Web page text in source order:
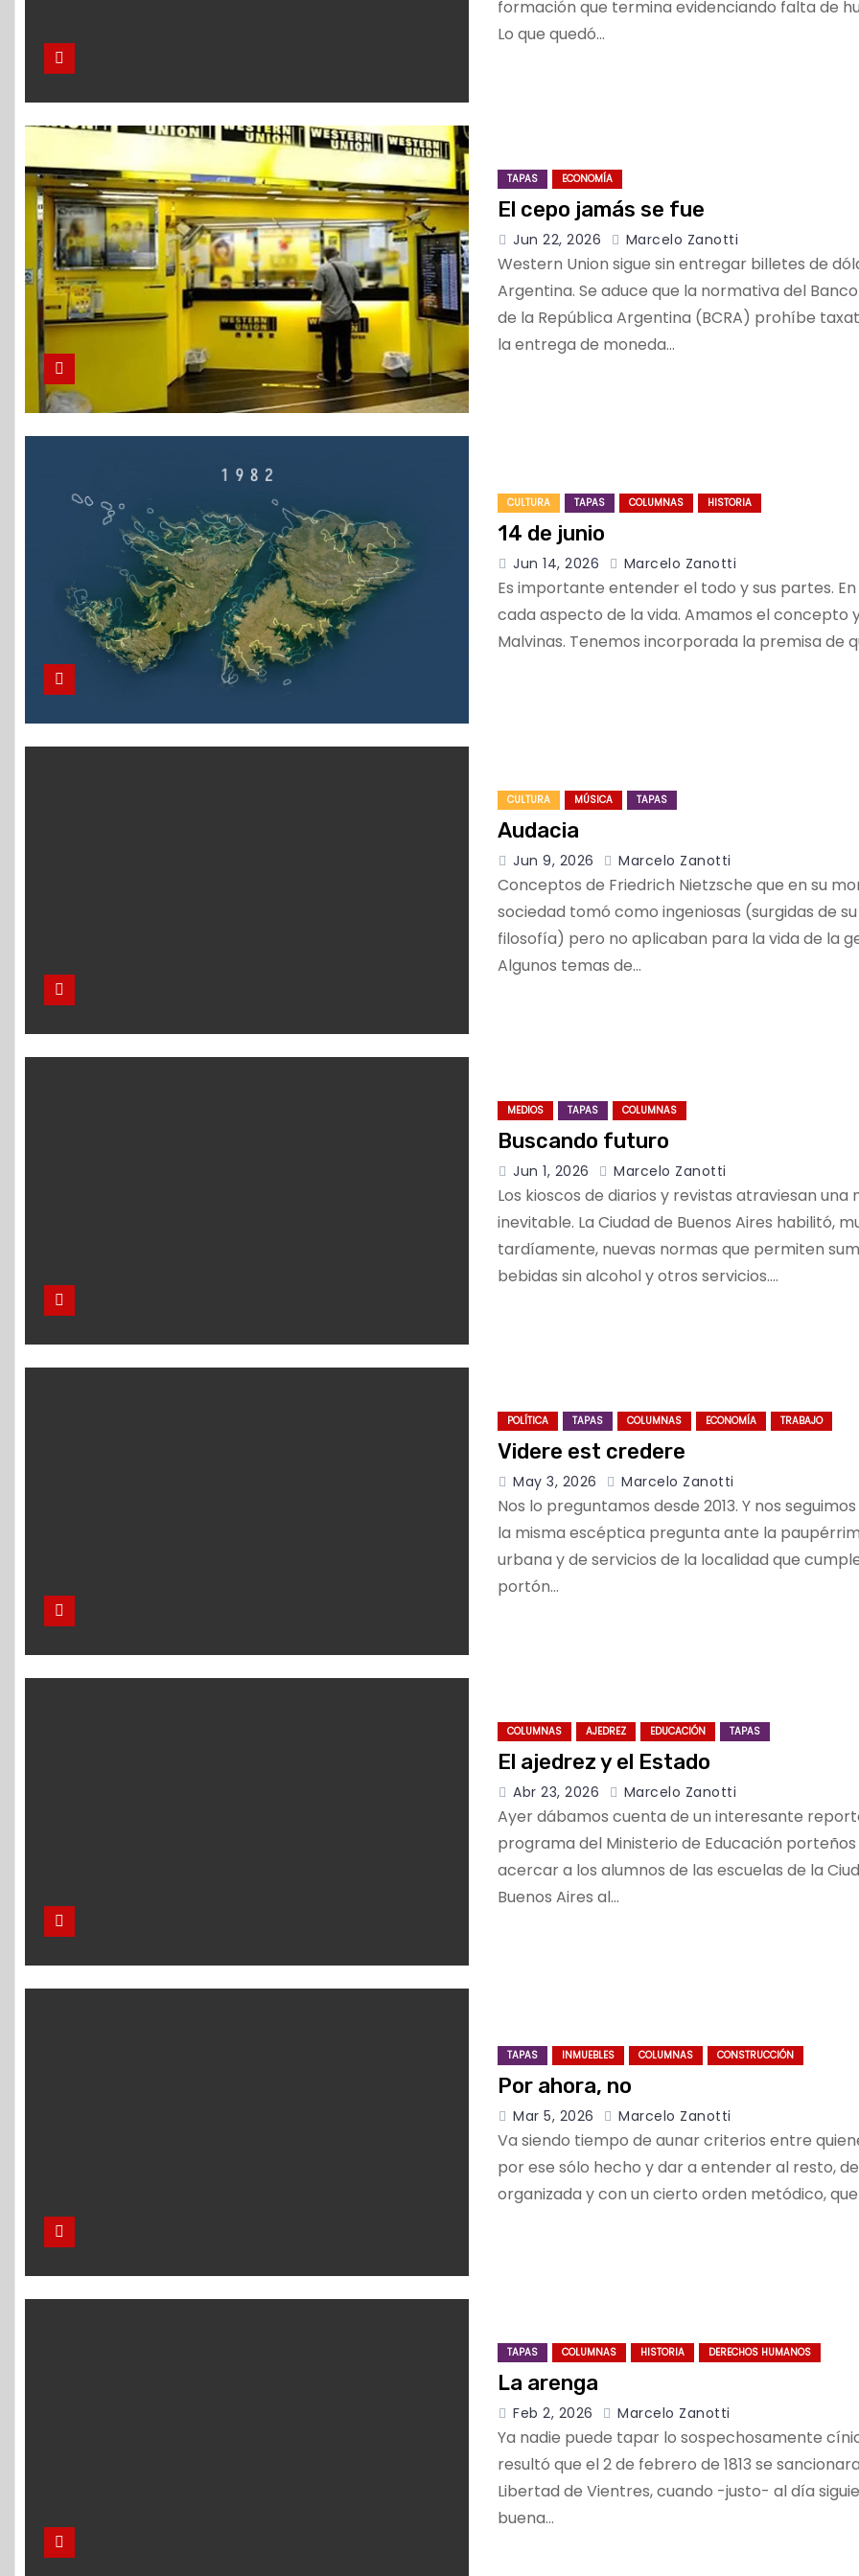
formación que termina evidenciando falta de
Lo que quedó…
TAPAS ECONOMÍA
El cepo jamás se fue
Jun 22, 2026 Marcelo Zanotti
Western Union sigue sin entregar billetes de
Argentina. Se aduce que la normativa del
de la República Argentina (BCRA) prohíbe
la entrega de moneda…
CULTURA TAPAS COLUMNAS HISTORIA
14 de junio
Jun 14, 2026 Marcelo Zanotti
Es importante entender el todo y sus partes. En
cada aspecto de la vida. Amamos el concepto
Malvinas. Tenemos incorporada la premisa de
CULTURA MÚSICA TAPAS
Audacia
Jun 9, 2026 Marcelo Zanotti
Conceptos de Friedrich Nietzsche que en su
sociedad tomó como ingeniosas (surgidas de
filosofía) pero no aplicaban para la vida de la
Algunos temas de…
MEDIOS TAPAS COLUMNAS
Buscando futuro
Jun 1, 2026 Marcelo Zanotti
Los kioscos de diarios y revistas atraviesan una
inevitable. La Ciudad de Buenos Aires habilitó,
tardíamente, nuevas normas que permiten
bebidas sin alcohol y otros servicios.…
POLÍTICA TAPAS COLUMNAS ECONOMÍA TRABAJO
Videre est credere
May 3, 2026 Marcelo Zanotti
Nos lo preguntamos desde 2013. Y nos
la misma escéptica pregunta ante la
urbana y de servicios de la localidad que
portón…
COLUMNAS AJEDREZ EDUCACIÓN TAPAS
El ajedrez y el Estado
Abr 23, 2026 Marcelo Zanotti
Ayer dábamos cuenta de un interesante
programa del Ministerio de Educación porteños
acercar a los alumnos de las escuelas de la
Buenos Aires al…
TAPAS INMUEBLES COLUMNAS CONSTRUCCIÓN
Por ahora, no
Mar 5, 2026 Marcelo Zanotti
Va siendo tiempo de aunar criterios entre
por ese sólo hecho y dar a entender al resto,
organizada y con un cierto orden metódico,
TAPAS COLUMNAS HISTORIA DERECHOS HUMANOS
La arenga
Feb 2, 2026 Marcelo Zanotti
Ya nadie puede tapar lo sospechosamente
resultó que el 2 de febrero de 1813 se
Libertad de Vientres, cuando -justo- al día
buena…